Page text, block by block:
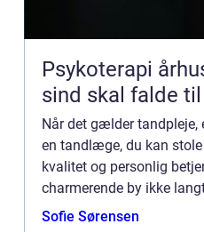
Psykoterapi århus når krop
sind skal falde
Når det gælder tandpleje,
en tandlæge, du kan
kvalitet og personlig
charmerende by ikke
for mange professionelle
Sofie Sørensen